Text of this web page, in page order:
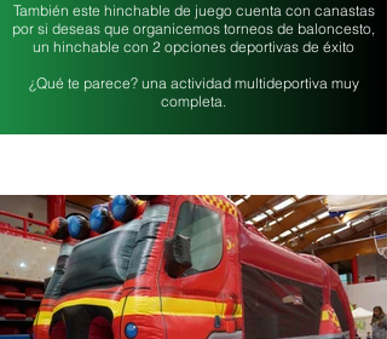
También este hinchable de juego cuenta con canastas
por si deseas que organicemos torneos de baloncesto,
un hinchable con 2 opciones deportivas de éxito
¿Qué te parece? una actividad multideportiva muy
completa.